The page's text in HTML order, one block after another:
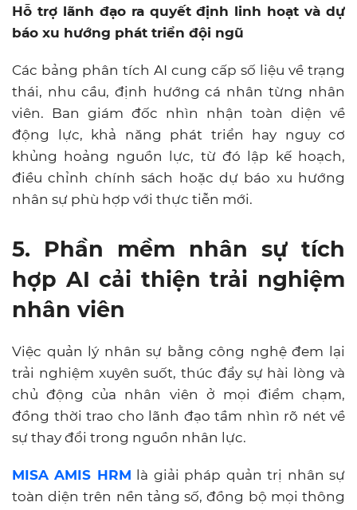
Hỗ trợ lãnh đạo ra quyết định linh hoạt và dự
báo xu hướng phát triển đội ngũ
Các bảng phân tích AI cung cấp số liệu về trạng
thái, nhu cầu, định hướng cá nhân từng nhân
viên. Ban giám đốc nhìn nhận toàn diện về
động lực, khả năng phát triển hay nguy cơ
khủng hoảng nguồn lực, từ đó lập kế hoạch,
điều chỉnh chính sách hoặc dự báo xu hướng
nhân sự phù hợp với thực tiễn mới.
5. Phần mềm nhân sự tích
hợp AI cải thiện trải nghiệm
nhân viên
Việc quản lý nhân sự bằng công nghệ đem lại
trải nghiệm xuyên suốt, thúc đẩy sự hài lòng và
chủ động của nhân viên ở mọi điểm chạm,
đồng thời trao cho lãnh đạo tầm nhìn rõ nét về
sự thay đổi trong nguồn nhân lực.
MISA AMIS HRM là giải pháp quản trị nhân sự
toàn diện trên nền tảng số, đồng bộ mọi thông